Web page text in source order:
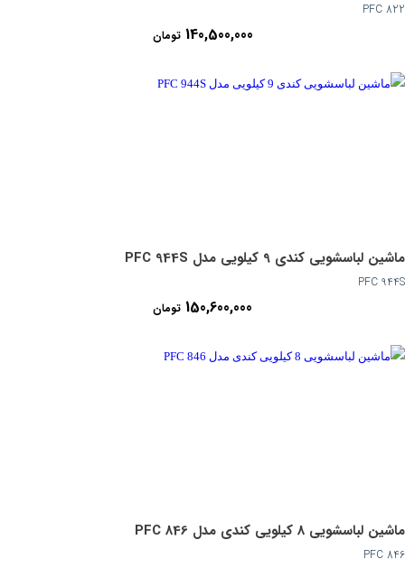
PFC 822
140,500,000 تومان
ماشین لباسشویی کندی 9 کیلویی مدل PFC 944S
PFC 944S
150,600,000 تومان
ماشین لباسشویی 8 کیلویی کندی مدل PFC 846
PFC 846